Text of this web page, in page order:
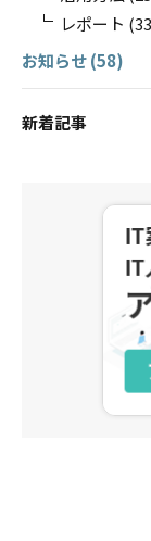
レポート
お知らせ(58)
新着記事